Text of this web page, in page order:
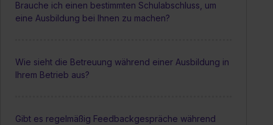
Brauche ich einen bestimmten Schulabschluss, um
eine Ausbildung bei Ihnen zu machen?
Wie sieht die Betreuung während einer Ausbildung in
Ihrem Betrieb aus?
Gibt es regelmäßig Feedbackgespräche während